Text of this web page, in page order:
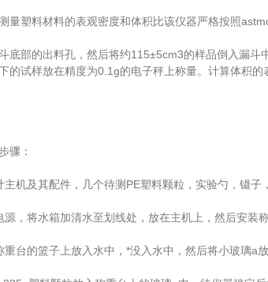
量塑料材料的表观密度和体积比该仪器严格按照
部的出料孔，然后将约115±5cm3的样品倒入漏斗
的试样放在精度为0.1g的电子秤上称量。计算体积的
骤：
及其配件，几个待测PE塑料颗粒，实验勺，镊子
将水箱加清水至划线处，放在主机上，然后安装称
的篮子上放入水中，*没入水中，然后将小玻璃a放